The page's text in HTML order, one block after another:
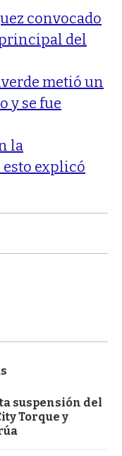
convocado
del
metió un
y se fue
la
explicó
suspensión del
Torque y